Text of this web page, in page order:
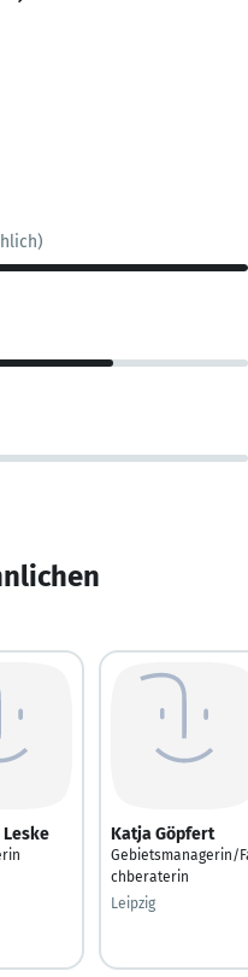
Leske Katja Göpfert
Gebietsmanagerin/
chberaterin
Leipzig